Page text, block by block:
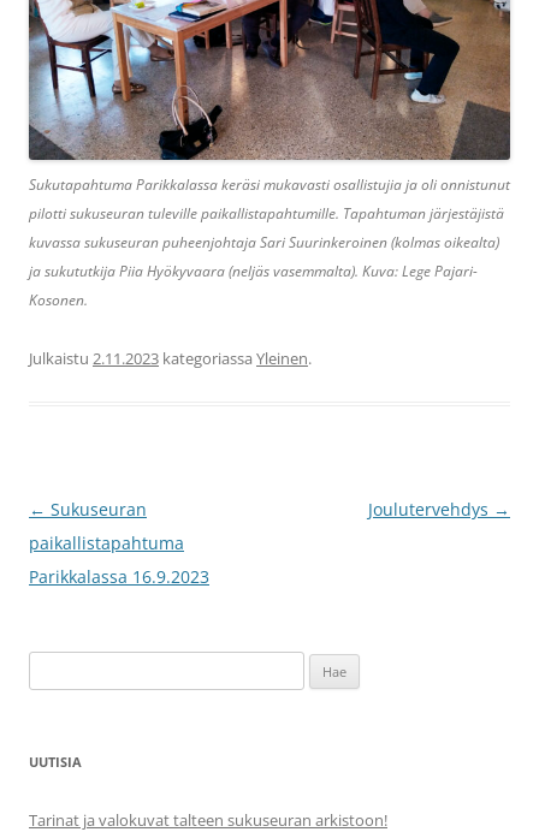
Sukutapahtuma Parikkalassa keräsi mukavasti osallistujia ja oli onnistunut
pilotti sukuseuran tuleville paikallistapahtumille. Tapahtuman järjestäjistä
kuvassa sukuseuran puheenjohtaja Sari Suurinkeroinen (kolmas oikealta)
ja sukututkija Piia Hyökyvaara (neljäs vasemmalta). Kuva: Lege Pajari-
Kosonen.
Julkaistu 2.11.2023 kategoriassa Yleinen.
Artikkelien
selaus
← Sukuseuran
paikallistapahtuma
Parikkalassa 16.9.2023
Joulutervehdys →
UUTISIA
Tarinat ja valokuvat talteen sukuseuran arkistoon!